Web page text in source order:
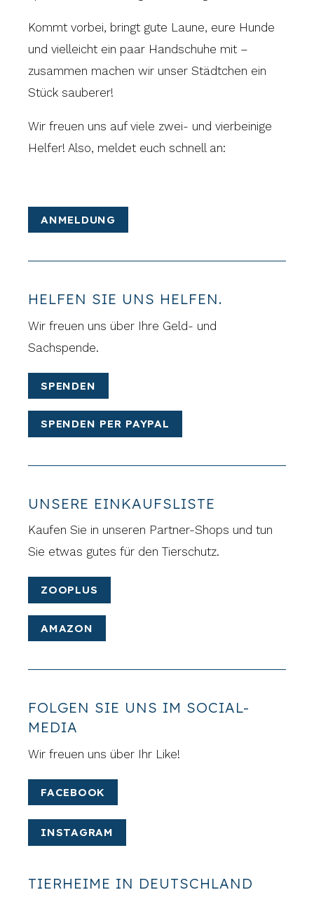
Kommt vorbei, bringt gute Laune, eure Hunde
und vielleicht ein paar Handschuhe mit –
zusammen machen wir unser Städtchen ein
Stück sauberer!
Wir freuen uns auf viele zwei- und vierbeinige
Helfer! Also, meldet euch schnell an:
ANMELDUNG
HELFEN SIE UNS HELFEN.
Wir freuen uns über Ihre Geld- und
Sachspende.
SPENDEN
SPENDEN PER PAYPAL
UNSERE EINKAUFSLISTE
Kaufen Sie in unseren Partner-Shops und tun
Sie etwas gutes für den Tierschutz.
ZOOPLUS
AMAZON
FOLGEN SIE UNS IM SOCIAL-
MEDIA
Wir freuen uns über Ihr Like!
FACEBOOK
INSTAGRAM
TIERHEIME IN DEUTSCHLAND